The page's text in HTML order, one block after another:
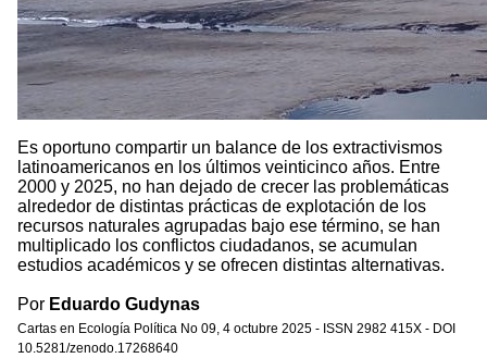
Es oportuno compartir un balance de los extractivismos
latinoamericanos en los últimos veinticinco años. Entre
2000 y 2025, no han dejado de crecer las problemáticas
alrededor de distintas prácticas de explotación de los
recursos naturales agrupadas bajo ese término, se han
multiplicado los conflictos ciudadanos, se acumulan
estudios académicos y se ofrecen distintas alternativas.
Por Eduardo Gudynas
Cartas en Ecología Política No 09, 4 octubre 2025 - ISSN 2982 415X - DOI
10.5281/zenodo.17268640